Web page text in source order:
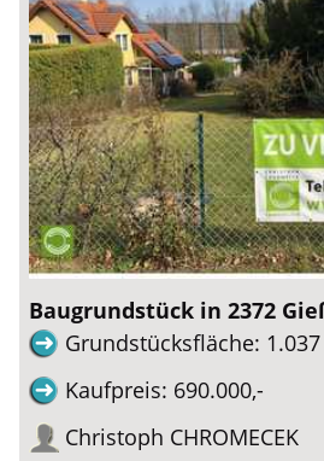
Baugrundstück in 2372
Grundstücksfläche: 1.037
Kaufpreis: 690.000,-
Christoph CHROMECEK